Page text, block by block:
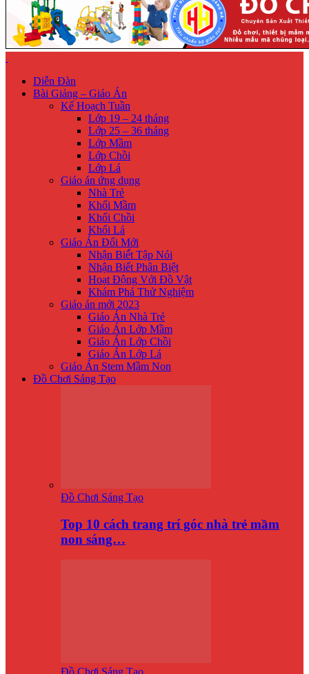
Diễn Đàn
Bài Giảng – Giáo Án
Kế Hoạch Tuần
Lớp 19 – 24 tháng
Lớp 25 – 36 tháng
Lớp Mầm
Lớp Chồi
Lớp Lá
Giáo án ứng dụng
Nhà Trẻ
Khối Mầm
Khối Chồi
Khối Lá
Giáo Án Đổi Mới
Nhận Biế́t Tập Nói
Nhận Biết Phân Biệt
Hoạt Động Với Đồ Vật
Khám Phá Thử Nghiệm
Giáo án mới 2023
Giáo Án Nhà Trẻ
Giáo Án Lớp Mầm
Giáo Án Lớp Chồi
Giáo Án Lớp Lá
Giáo Án Stem Mầm Non
Đồ Chơi Sáng Tạo
Đồ Chơi Sáng Tạo
Top 10 cách trang trí góc nhà trẻ mầm
non sáng…